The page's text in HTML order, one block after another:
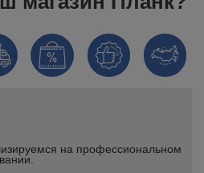
на профессиональном